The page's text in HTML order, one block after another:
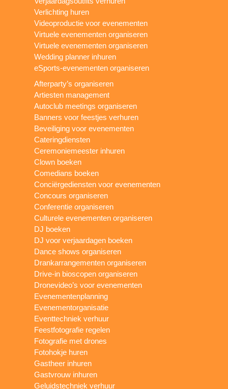
Verlichting huren
Videoproductie voor evenementen
Virtuele evenementen organiseren
Virtuele evenementen organiseren
Wedding planner inhuren
eSports-evenementen organiseren
Afterparty’s organiseren
Artiesten management
Autoclub meetings organiseren
Banners voor feestjes verhuren
Beveiliging voor evenementen
Cateringdiensten
Ceremoniemeester inhuren
Clown boeken
Comedians boeken
Conciërgediensten voor evenementen
Concours organiseren
Conferentie organiseren
Culturele evenementen organiseren
DJ boeken
DJ voor verjaardagen boeken
Dance shows organiseren
Drankarrangementen organiseren
Drive-in bioscopen organiseren
Dronevideo’s voor evenementen
Evenementenplanning
Evenementorganisatie
Eventtechniek verhuur
Feestfotografie regelen
Fotografie met drones
Fotohokje huren
Gastheer inhuren
Gastvrouw inhuren
Geluidstechniek verhuur